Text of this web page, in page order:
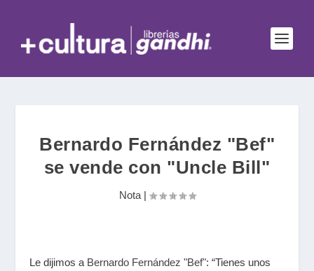
Bernardo Fernández "Bef"
se vende con "Uncle Bill"
Nota|
Le dijimos a Bernardo Fernández "Bef": “Tienes unos